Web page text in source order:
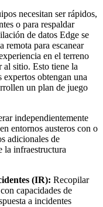
necesitan ser rápidos,
o para respaldar
de datos Edge se
remota para escanear
en el terreno
al sitio. Esto tiene la
obtengan una
un plan de juego
independientemente
entornos austeros con o
adicionales de
la infraestructura
(IR): Recopilar
capacidades de
a incidentes